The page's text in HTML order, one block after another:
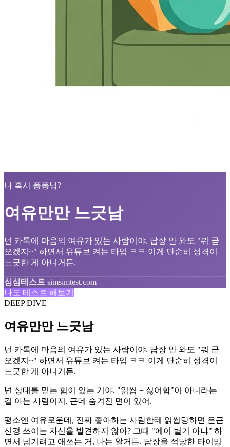
나 혹시 퐁퐁남?
여유만만 느긋남
넌 카톡에 마음의 여유가 있는 사람이야. 답장 안 와도 "뭐 곧
오겠지~" 하면서 유튜브 켜는 타입 ㅋㅋ 이게 단순히 성격이
느긋한 게 아니거든.
심심테스트 simsimtest.com
나도 테스트 해보기
DEEP DIVE
여유만만 느긋남
넌 카톡에 마음의 여유가 있는 사람이야. 답장 안 와도 "뭐 곧
오겠지~" 하면서 유튜브 켜는 타입 ㅋㅋ 이게 단순히 성격이
느긋한 게 아니거든.
넌 상대를 믿는 힘이 있는 거야. "읽씹 = 싫어함"이 아니라는
걸 아는 사람이지. 근데 숨겨진 면이 있어.
평소엔 여유로운데, 진짜 좋아하는 사람한테 읽씹당하면 은근
신경 쓰이는 자신을 발견하지 않아? 그때 "에이 별거 아냐" 하
면서 넘기려고 애쓰는 거, 나는 알거든. 답장을 적당한 타이밍